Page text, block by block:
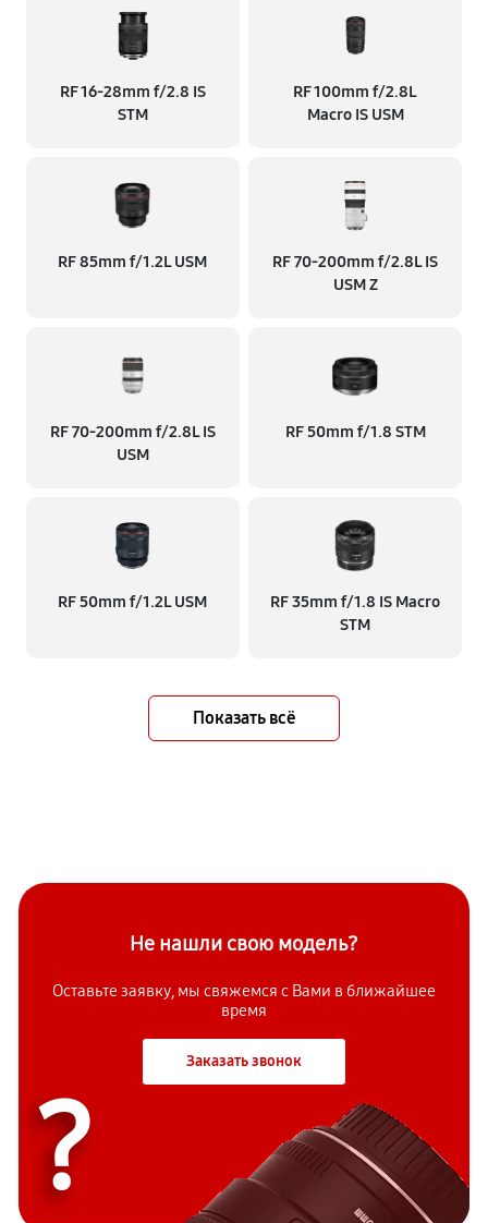
RF 16‑28mm f/2.8 IS
STM
RF 100mm f/2.8L
Macro IS USM
RF 85mm f/1.2L USM
RF 70‑200mm f/2.8L IS
USM Z
RF 70‑200mm f/2.8L IS
USM
RF 50mm f/1.8 STM
RF 50mm f/1.2L USM
RF 35mm f/1.8 IS Macro
STM
Показать всё
Не нашли свою модель?
Оставьте заявку, мы свяжемся с Вами в ближайшее
время
Заказать звонок
?